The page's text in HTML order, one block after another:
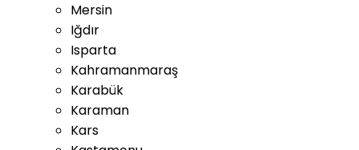
Mersin
Iğdır
Isparta
Kahramanmaraş
Karabük
Karaman
Kars